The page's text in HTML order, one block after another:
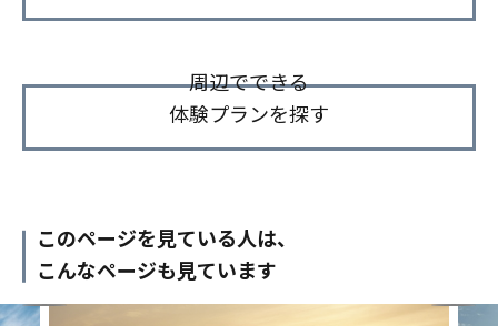
周辺でできる
体験プランを探す
このページを見ている人は、
こんなページも見ています